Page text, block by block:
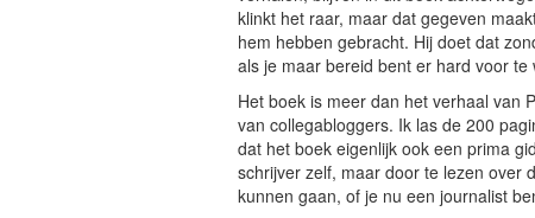
klinkt het raar, maar dat gegeven
hem hebben gebracht. Hij doet dat
als je maar bereid bent er hard voor te
Het boek is meer dan het verhaal van
van collegabloggers. Ik las de 200
dat het boek eigenlijk ook een prima
schrijver zelf, maar door te lezen over
kunnen gaan, of je nu een journalist